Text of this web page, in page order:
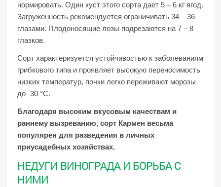
нормировать. Один куст этого сорта дает 5 – 6 кг ягод.
Загруженность рекомендуется ограничивать 34 – 36
глазами. Плодоносящие лозы подрезаются на 7 – 8
глазков.
Сорт характеризуется устойчивостью к заболеваниям
грибкового типа и проявляет высокую переносимость
низких температур, почки легко переживают морозы
до -30 °С.
Благодаря высоким вкусовым качествам и
раннему вызреванию, сорт Кармен весьма
популярен для разведения в личных
приусадебных хозяйствах.
НЕДУГИ ВИНОГРАДА И БОРЬБА С
НИМИ